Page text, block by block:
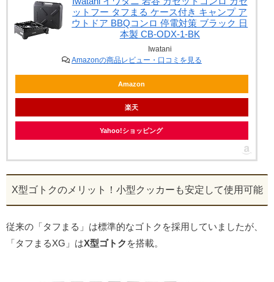
ットフー タフまる ケース付き キャンプ ア
ウトドア BBQコンロ 停電対策 ブラック 日
本製 CB-ODX-1-BK
Iwatani
Amazonの商品レビュー・口コミを見る
Amazon
楽天
Yahoo!ショッピング
X型ゴトクのメリット！小型クッカーも安定して使用可能
従来の「タフまる」は標準的なゴトクを採用していましたが、
「タフまるXG」はX型ゴトク を搭載。